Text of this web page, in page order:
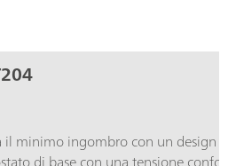
il minimo ingombro con un design